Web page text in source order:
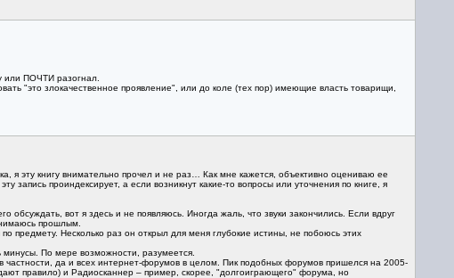
или ПОЧТИ разогнал.
"это злокачественное проявление", или до коле (тех пор) имеющие власть товарищи,
эту книгу внимательно прочел и не раз… Как мне кажется, объективно оцениваю ее
проиндексирует, а если возникнут какие-то вопросы или уточнения по книге, я
вот я здесь и не появляюсь. Иногда жаль, что звуки закончились. Если вдруг
прошлым.
предмету. Несколько раз он открыл для меня глубокие истины, не побоюсь этих
По мере возможности, разумеется.
да и всех интернет-форумов в целом. Пик подобных форумов пришелся на 2005-
правило) и Радиосканнер – пример, скорее, "долгоиграющего" форума, но